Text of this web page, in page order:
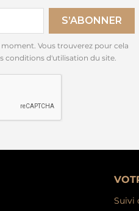
Vous trouverez pour cela
conditions d'utilisation du site.
Suivi